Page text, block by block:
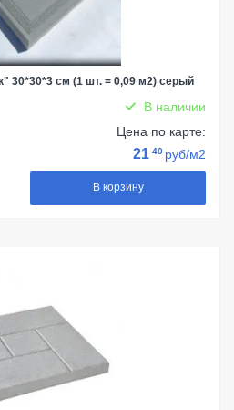
30*30*3 см (1 шт. = 0,09 м2) серый
В наличии
Цена по карте:
21 40 руб/м2
В корзину